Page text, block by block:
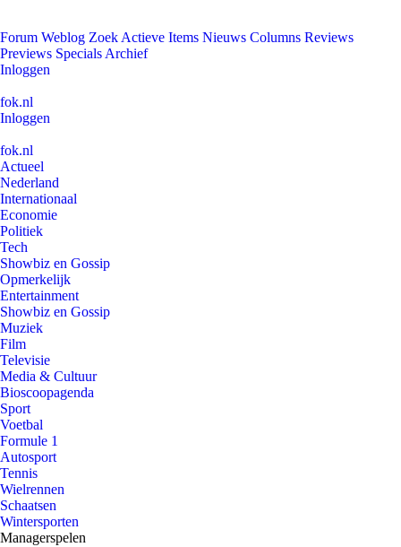
Forum Weblog Zoek Actieve Items Nieuws Columns Reviews
Previews Specials Archief
Inloggen
fok.nl
Inloggen
fok.nl
Actueel
Nederland
Internationaal
Economie
Politiek
Tech
Showbiz en Gossip
Opmerkelijk
Entertainment
Showbiz en Gossip
Muziek
Film
Televisie
Media & Cultuur
Bioscoopagenda
Sport
Voetbal
Formule 1
Autosport
Tennis
Wielrennen
Schaatsen
Wintersporten
Managerspelen